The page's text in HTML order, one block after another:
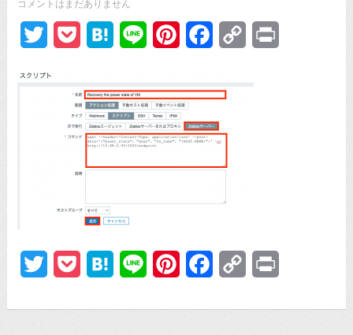
コメントはまだありません
TwitterPocketHatenaLine PinterestFacebook
Copy
TwitterPocketHatenaLine PinterestFacebook
Copy